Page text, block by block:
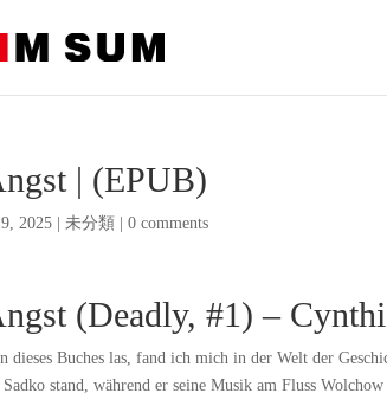
| (EPUB)
2025 |未分類 |0 comments
(Deadly, #1) –
dieses Buches las, fand ich mich in der Welt der
stand, während er seine Musik am Fluss